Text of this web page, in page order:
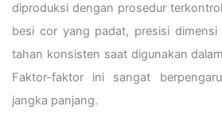
diproduksi dengan prosedur
besi cor yang padat, presisi
tahan konsisten saat digunakan
Faktor-faktor ini sangat
jangka panjang.